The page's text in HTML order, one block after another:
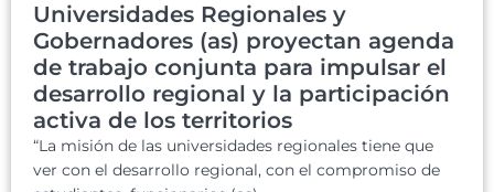
Universidades Regionales y
Gobernadores (as) proyectan agenda
de trabajo conjunta para impulsar el
desarrollo regional y la participación
activa de los territorios
“La misión de las universidades regionales tiene que
ver con el desarrollo regional, con el compromiso de